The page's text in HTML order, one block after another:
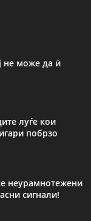
не може да ѝ
луѓе кои
побрзо
неурамнотежени
сигнали!